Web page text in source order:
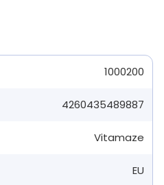
1000200
4260435489887
Vitamaze
EU